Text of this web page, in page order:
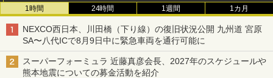
1時間 24時間 1週間 1カ月
NEXCO西日本、川田橋（下り線）の復旧状況公開 九州道 宮原
SA〜八代ICで8月9日中に緊急車両を通行可能に
スーパーフォーミュラ 近藤真彦会長、2027年のスケジュールや
熊本地震についての募金活動を紹介